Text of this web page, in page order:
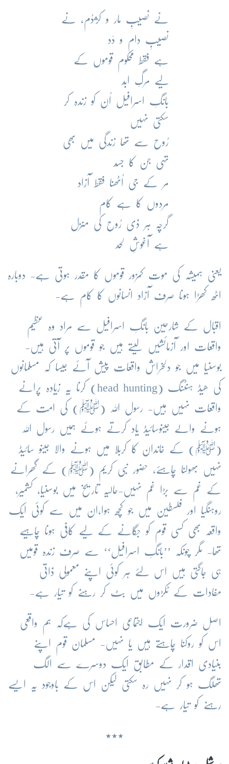
نے نصیبِ مار و کژدُم، نے
نصیبِ دام و دَد
ہے فقط محکوم قوموں کے
لیے مرگِ ابَد
بانگِ اسرافیل اُن کو زندہ کر
سکتی نہیں
رُوح سے تھا زندگی میں بھی
تہی جن کا جسَد
مر کے جی اُٹھنا فقط آزاد
مردوں کا ہے کام
گرچہ ہر ذی‌ رُوح کی منزل
ہے آغوشِ لَحد
یعنی ہمیشہ کی موت کمزور قوموں کا مقدر ہوتی ہے- دوبارہ
اٹھ کھڑا ہونا صرف آزاد انسانوں کا کام ہے-
اقبال کے شارحین بانگِ اسرافیل سے مراد وہ عظیم
واقعات اور آزمائشیں لیتے ہیں جو قوموں پر آتی ہیں-
بوسنیا میں جو دلخراش واقعات پیش آئے جیسا کہ مسلمانوں
کی ھیڈ ہنٹنگ (head hunting) کرنا یہ زیادہ پرانے
واقعات نہیں ہیں- رسول اللہ (ﷺ) کی امت کے
ہونے والے جینوسائیڈ یاد کرتے ہوئے ہمیں رسول اللہ
(ﷺ) کے خاندان کا کربلا میں ہونے والا جینو سائیڈ
نہیں بھولنا چاہئے، حضور نبی کریم (ﷺ) کے گھرانے
کے غم سے بڑا غم نہیں-حالیہ تاریخ میں بوسنیا، کشمیر،
روہنگیا اور فلسطین میں جو کچھ ہوا،ان میں سے کوئی ایک
واقعہ بھی کسی قوم کو جگانے کے لیے کافی ہونا چاہیے
تھا- مگر چونکہ ’’بانگِ اسرافیل‘‘ سے صرف زندہ قومیں
ہی جاگتی ہیں اس لئے ہر کوئی اپنے معمولی ذاتی
مفادات کے ٹکڑوں میں بٹ کر رہنے کو تیار ہے-
اصل ضرورت ایک اجتماعی احساس کی ہےکہ ہم واقعی
اس کو روکنا چاہتے ہیں یا نہیں- مسلمان قوم اپنے
بنیادی اقدار کے مطابق ایک دوسرے سے الگ
تھلگ ہو کر نہیں رہ سکتی لیکن اس کے باوجود یہ ایسے
رہنے کو تیار ہے-
٭٭٭